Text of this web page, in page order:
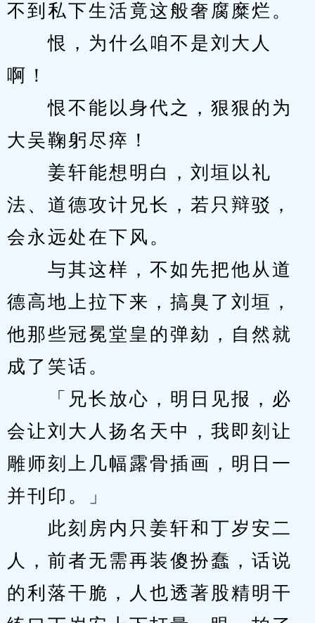
不到私下生活竟这般奢腐糜烂。
恨，为什么咱不是刘大人
啊！
恨不能以身代之，狠狠的为
大吴鞠躬尽瘁！
姜轩能想明白，刘垣以礼
法、道德攻计兄长，若只辩驳，
会永远处在下风。
与其这样，不如先把他从道
德高地上拉下来，搞臭了刘垣，
他那些冠冕堂皇的弹劾，自然就
成了笑话。
「兄长放心，明日见报，必
会让刘大人扬名天中，我即刻让
雕师刻上几幅露骨插画，明日一
并刊印。」
此刻房内只姜轩和丁岁安二
人，前者无需再装傻扮蠢，话说
的利落干脆，人也透著股精明干